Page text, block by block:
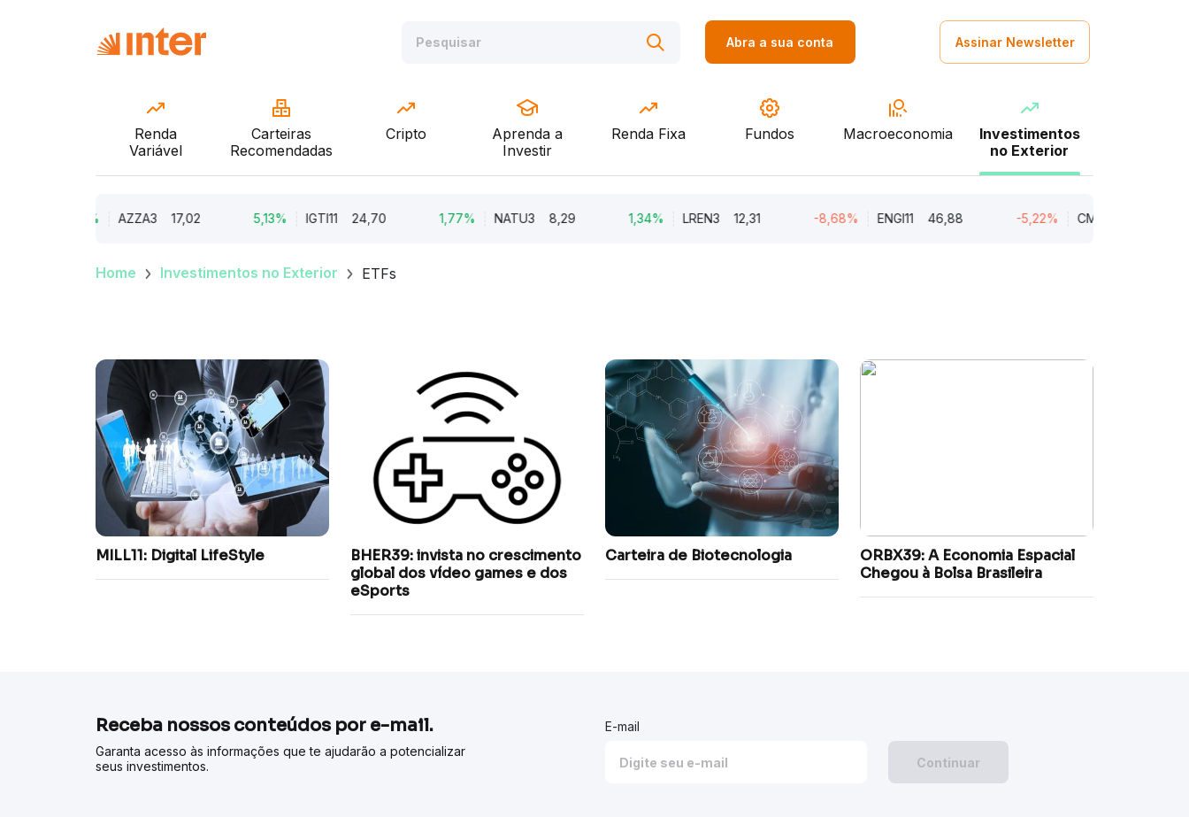
Abra a sua conta Assinar Newsletter
Renda
Variável
Carteiras
Recomendadas
Cripto
Aprenda a
Investir
Renda Fixa Fundos Macroeconomia
Investimentos
no Exterior
AZZA3 17,02 5,13% IGTI11 24,70 1,77% NATU3 8,29 1,34% LREN3 12,31 -8,68% ENGI11 46,88 -5,22% CMIN3
Home Investimentos no Exterior ETFs
MILL11: Digital LifeStyle
BHER39: invista no crescimento
global dos vídeo games e dos
eSports
Carteira de Biotecnologia
ORBX39: A Economia Espacial
Chegou à Bolsa Brasileira
Receba nossos conteúdos por e-mail.
Garanta acesso às informações que te ajudarão a potencializar
seus investimentos.
E-mail
Continuar